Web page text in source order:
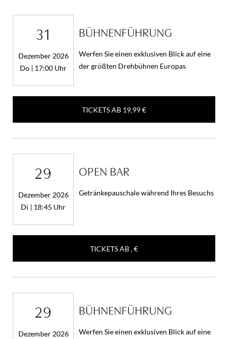
31
Dezember 2026
Do | 17:00 Uhr
BÜHNENFÜHRUNG
Werfen Sie einen exklusiven Blick auf eine
der größten Drehbühnen Europas
TICKETS AB 19,99 €
29
Dezember 2026
Di | 18:45 Uhr
OPEN BAR
Getränkepauschale während Ihres Besuchs
TICKETS AB, €
29
Dezember 2026
BÜHNENFÜHRUNG
Werfen Sie einen exklusiven Blick auf eine